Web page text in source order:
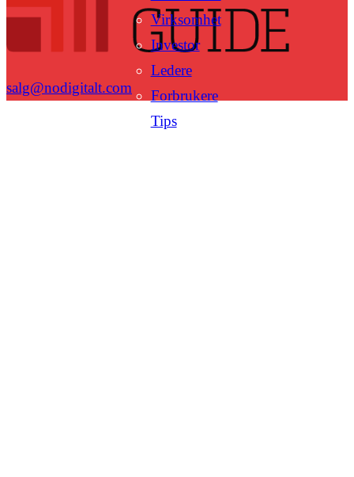
Virksomhet
Investor
Ledere
Forbrukere
Tips
salg@nodigitalt.com